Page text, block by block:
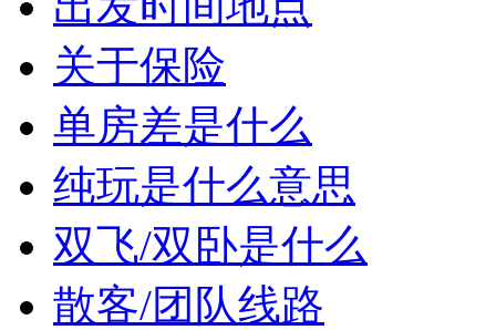
关于保险
单房差是什么
纯玩是什么意思
双飞/双卧是什么
散客/团队线路